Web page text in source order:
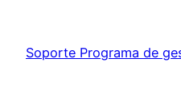
contenido
Soporte Programa de